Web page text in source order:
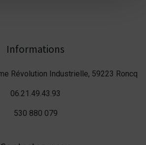
Informations
Révolution Industrielle, 59223 Roncq
06.21.49.43.93
530 880 079